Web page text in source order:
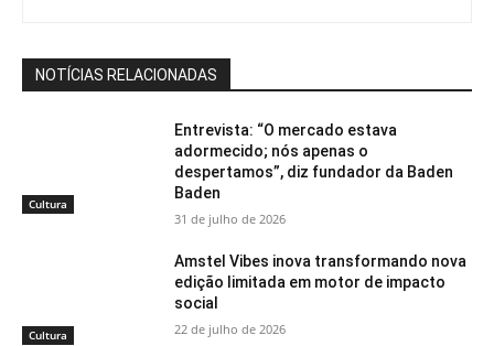
NOTÍCIAS RELACIONADAS
Cultura
Entrevista: “O mercado estava
adormecido; nós apenas o
despertamos”, diz fundador da Baden
Baden
31 de julho de 2026
Cultura
Amstel Vibes inova transformando nova
edição limitada em motor de impacto
social
22 de julho de 2026